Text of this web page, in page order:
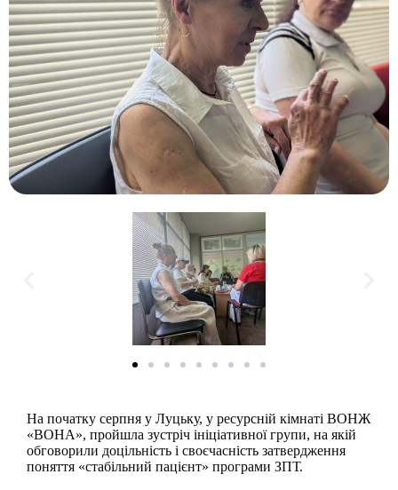
На початку серпня у Луцьку, у ресурсній кімнаті ВОНЖ
«ВОНА», пройшла зустріч ініціативної групи, на якій
обговорили доцільність і своєчасність затвердження
поняття «стабільний пацієнт» програми ЗПТ.